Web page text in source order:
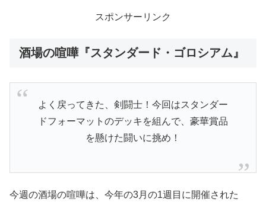
スポンサーリンク
酒場の喧嘩『スタンダード・ゴロシアム』
よく戻ってきた、剣闘士！今回はスタンダー
ドフォーマットのデッキを組んで、豪華賞品
を懸けた闘いに挑め！
今週の酒場の喧嘩は、今年の3月の1週目に開催された